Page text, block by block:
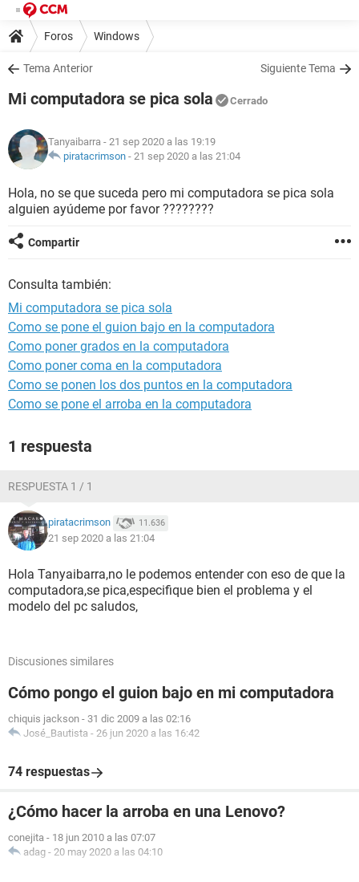
Foros Windows
Tema Anterior Siguiente Tema
Mi computadora se pica sola Cerrado
Tanyaibarra - 21 sep 2020 a las 19:19
piratacrimson - 21 sep 2020 a las 21:04
Hola, no se que suceda pero mi computadora se pica sola
alguien ayúdeme por favor ????????
Compartir
Consulta también:
Mi computadora se pica sola
Como se pone el guion bajo en la computadora
Como poner grados en la computadora
Como poner coma en la computadora
Como se ponen los dos puntos en la computadora
Como se pone el arroba en la computadora
1 respuesta
RESPUESTA 1 / 1
piratacrimson 11.636
21 sep 2020 a las 21:04
Hola Tanyaibarra,no le podemos entender con eso de que la
computadora,se pica,especifique bien el problema y el
modelo del pc saludos,
Discusiones similares
Cómo pongo el guion bajo en mi computadora
chiquis jackson - 31 dic 2009 a las 02:16
José_Bautista - 26 jun 2020 a las 16:42
74 respuestas
¿Cómo hacer la arroba en una Lenovo?
conejita - 18 jun 2010 a las 07:07
adag - 20 may 2020 a las 04:10